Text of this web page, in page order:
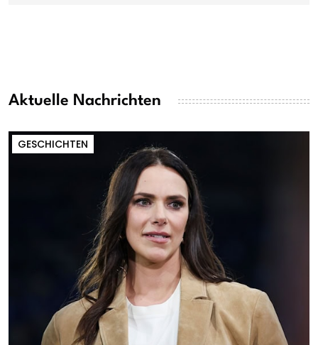
Aktuelle Nachrichten
GESCHICHTEN